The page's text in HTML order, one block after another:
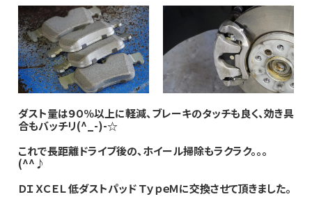
ダスト量は９０％以上に軽減、ブレーキのタッチも良く、効き具
合もバッチリ(^_-)-☆
これで長距離ドライブ後の、ホイール掃除もラクラク。。。
(^^♪
ＤＩＸＣＥＬ 低ダストパッド ＴｙｐｅＭ に交換させて頂きました。